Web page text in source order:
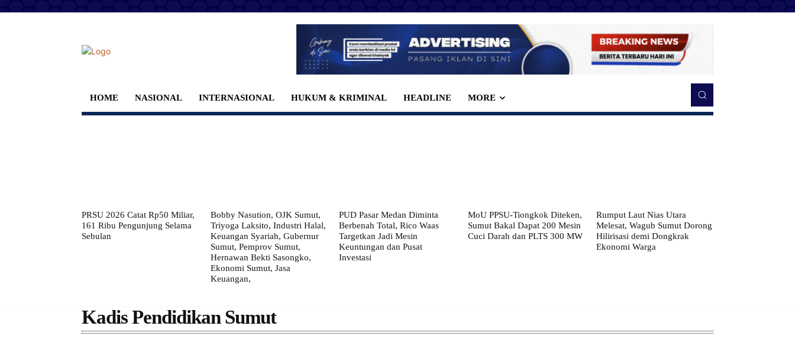
HOME NASIONAL INTERNASIONAL HUKUM & KRIMINAL HEADLINE MORE
PRSU 2026 Catat Rp50 Miliar,
161 Ribu Pengunjung Selama
Sebulan
Bobby Nasution, OJK Sumut,
Triyoga Laksito, Industri Halal,
Keuangan Syariah, Gubernur
Sumut, Pemprov Sumut,
Hernawan Bekti Sasongko,
Ekonomi Sumut, Jasa
Keuangan,
PUD Pasar Medan Diminta
Berbenah Total, Rico Waas
Targetkan Jadi Mesin
Keuntungan dan Pusat
Investasi
MoU PPSU-Tiongkok Diteken,
Sumut Bakal Dapat 200 Mesin
Cuci Darah dan PLTS 300 MW
Rumput Laut Nias Utara
Melesat, Wagub Sumut Dorong
Hilirisasi demi Dongkrak
Ekonomi Warga
Kadis Pendidikan Sumut